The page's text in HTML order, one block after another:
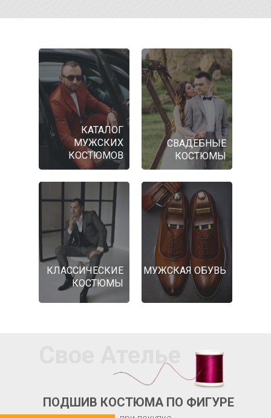
КАТАЛОГ
МУЖСКИХ
КОСТЮМОВ
СВАДЕБНЫЕ
КОСТЮМЫ
КЛАССИЧЕСКИЕ
КОСТЮМЫ
МУЖСКАЯ ОБУВЬ
Свое Ателье
ПОДШИВ КОСТЮМА ПО ФИГУРЕ